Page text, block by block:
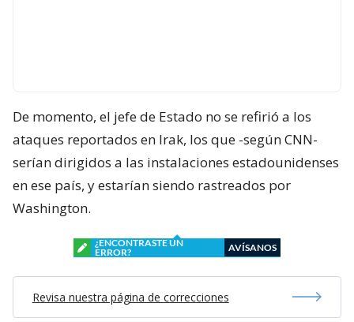
De momento, el jefe de Estado no se refirió a los
ataques reportados en Irak, los que -según CNN-
serían dirigidos a las instalaciones estadounidenses
en ese país, y estarían siendo rastreados por
Washington.
¿ENCONTRASTE UN
ERROR?
AVÍSANOS
Revisa nuestra página de correcciones